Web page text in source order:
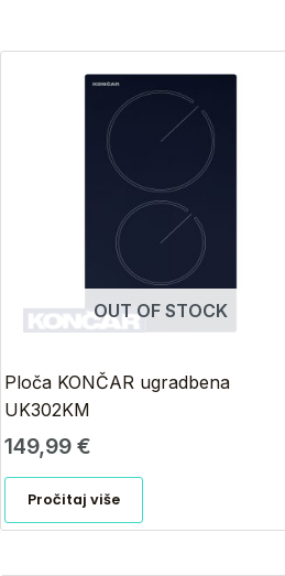
OUT OF STOCK
Ploča KONČAR ugradbena
UK302KM
149,99€
Pročitaj više